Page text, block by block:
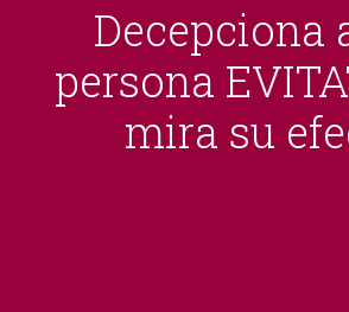
Decepciona
persona
mira su